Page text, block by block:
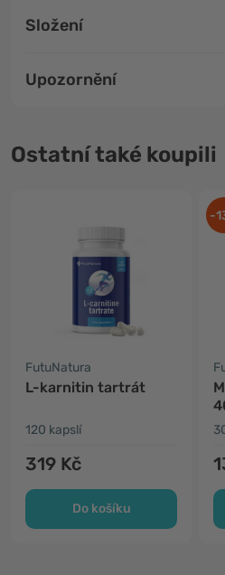
Složení
Upozornění
Ostatní také koupili
FutuNatura
L-karnitin tartrát
120 kapslí
319 Kč
Do košíku
-